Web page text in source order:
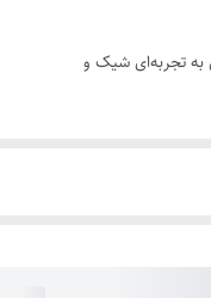
به تجربه‌ای شیک و